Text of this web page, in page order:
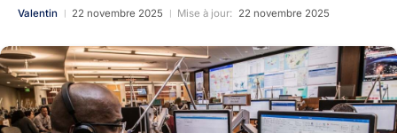
Valentin 22 novembre 2025 Mise à jour: 22 novembre 2025